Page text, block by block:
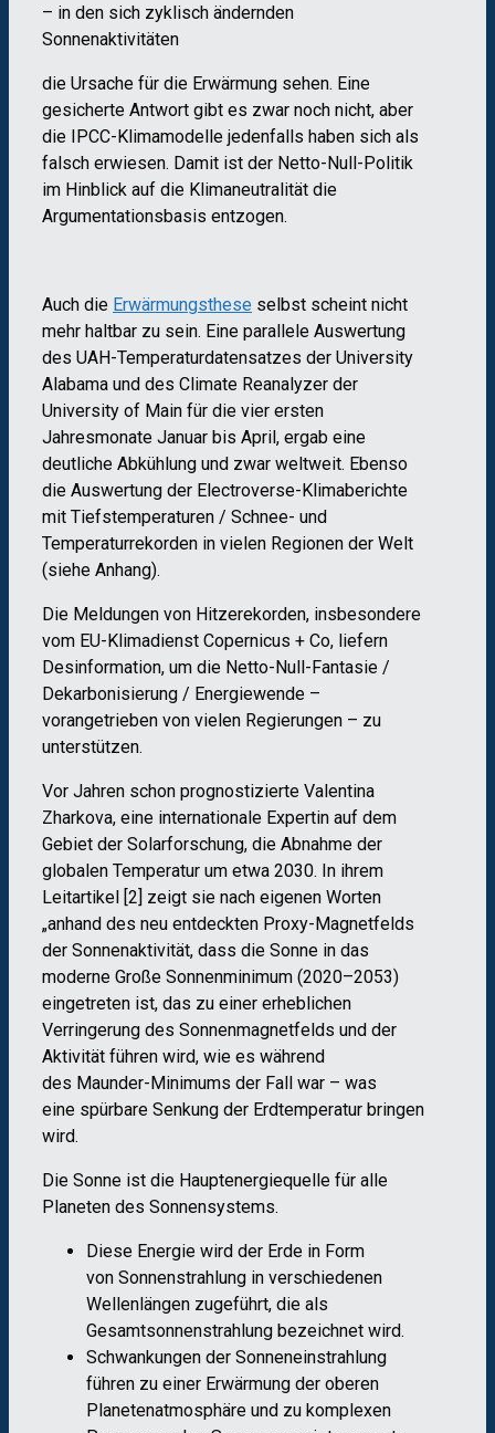
– in den sich zyklisch ändernden
Sonnenaktivitäten
die Ursache für die Erwärmung sehen. Eine
gesicherte Antwort gibt es zwar noch nicht, aber
die IPCC-Klimamodelle jedenfalls haben sich als
falsch erwiesen. Damit ist der Netto-Null-Politik
im Hinblick auf die Klimaneutralität die
Argumentationsbasis entzogen.
Auch die Erwärmungsthese selbst scheint nicht
mehr haltbar zu sein. Eine parallele Auswertung
des UAH-Temperaturdatensatzes der University
Alabama und des Climate Reanalyzer der
University of Main für die vier ersten
Jahresmonate Januar bis April, ergab eine
deutliche Abkühlung und zwar weltweit. Ebenso
die Auswertung der Electroverse-Klimaberichte
mit Tiefstemperaturen / Schnee- und
Temperaturrekorden in vielen Regionen der Welt
(siehe Anhang).
Die Meldungen von Hitzerekorden, insbesondere
vom EU-Klimadienst Copernicus + Co, liefern
Desinformation, um die Netto-Null-Fantasie /
Dekarbonisierung / Energiewende –
vorangetrieben von vielen Regierungen – zu
unterstützen.
Vor Jahren schon prognostizierte Valentina
Zharkova, eine internationale Expertin auf dem
Gebiet der Solarforschung, die Abnahme der
globalen Temperatur um etwa 2030. In ihrem
Leitartikel [2] zeigt sie nach eigenen Worten
„anhand des neu entdeckten Proxy-Magnetfelds
der Sonnenaktivität, dass die Sonne in das
moderne Große Sonnenminimum (2020–2053)
eingetreten ist, das zu einer erheblichen
Verringerung des Sonnenmagnetfelds und der
Aktivität führen wird, wie es während
des Maunder-Minimums der Fall war – was
eine spürbare Senkung der Erdtemperatur bringen
wird.
Die Sonne ist die Hauptenergiequelle für alle
Planeten des Sonnensystems.
Diese Energie wird der Erde in Form
von Sonnenstrahlung in verschiedenen
Wellenlängen zugeführt, die als
Gesamtsonnenstrahlung bezeichnet wird.
Schwankungen der Sonneneinstrahlung
führen zu einer Erwärmung der oberen
Planetenatmosphäre und zu komplexen